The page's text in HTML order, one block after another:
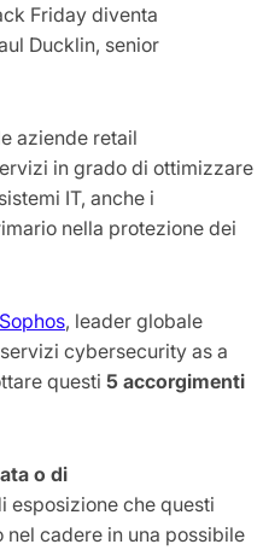
Friday diventa
Ducklin, senior
aziende retail
in grado di ottimizzare
IT, anche i
nella protezione dei
Sophos, leader globale
cybersecurity as a
questi 5 accorgimenti
o di
esposizione che questi
cadere in una possibile